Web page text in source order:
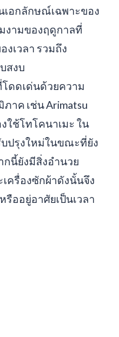
เอกลักษณ์เฉพาะของ
ามของฤดูกาลที่
เวลา รวมถึง
สงบ
ดดเด่นด้วยความ
าค เช่น Arimatsu
งใช้โทโคนาเมะ ใน
ปรุงใหม่ในขณะที่ยัง
นี้ยังมีสิ่งอำนวย
ครื่องซักผ้าดังนั้นจึง
ออยู่อาศัยเป็นเวลา